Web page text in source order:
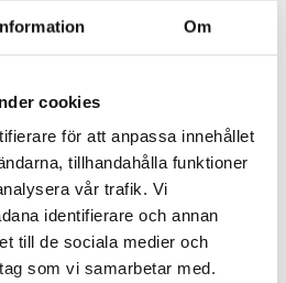
Om
cookies
för att anpassa innehållet
tillhandahålla funktioner
vår trafik. Vi
identifierare och annan
till de sociala medier och
som vi samarbetar med.
sydämellä, kukannuoteilla, jotka
bergamotti ja sitruuna
gardenia, appelsiinikukka, ruusut ja
vanilja, karamelli, lakritsi,